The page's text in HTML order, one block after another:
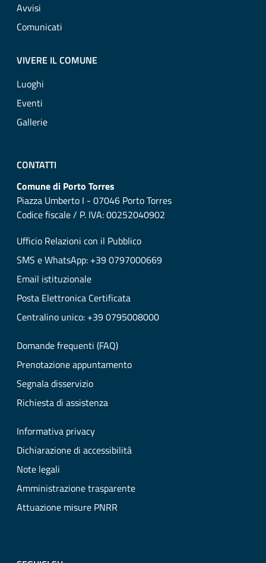
Avvisi
Comunicati
VIVERE IL COMUNE
Luoghi
Eventi
Gallerie
CONTATTI
Comune di Porto Torres
Piazza Umberto I - 07046 Porto Torres
Codice fiscale / P. IVA: 00252040902
Ufficio Relazioni con il Pubblico
SMS e WhatsApp: +39 0797000669
Email istituzionale
Posta Elettronica Certificata
Centralino unico: +39 0795008000
Domande frequenti (FAQ)
Prenotazione appuntamento
Segnala disservizio
Richiesta di assistenza
Informativa privacy
Dichiarazione di accessibilità
Note legali
Amministrazione trasparente
Attuazione misure PNRR